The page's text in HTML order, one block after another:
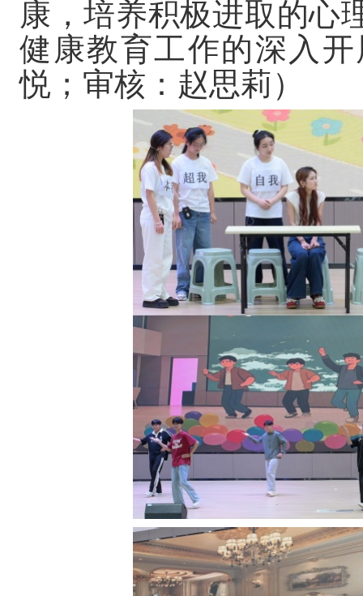
康，培养积极进取的心
健康教育工作的深入
悦；审核：赵思莉）